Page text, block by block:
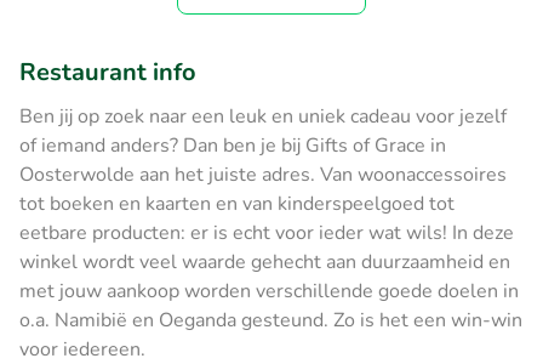
Restaurant info
Ben jij op zoek naar een leuk en uniek cadeau voor jezelf
of iemand anders? Dan ben je bij Gifts of Grace in
Oosterwolde aan het juiste adres. Van woonaccessoires
tot boeken en kaarten en van kinderspeelgoed tot
eetbare producten: er is echt voor ieder wat wils! In deze
winkel wordt veel waarde gehecht aan duurzaamheid en
met jouw aankoop worden verschillende goede doelen in
o.a. Namibië en Oeganda gesteund. Zo is het een win-win
voor iedereen.